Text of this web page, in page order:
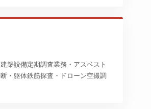
築設備定期調査業務・アスベスト
・躯体鉄筋探査・ドローン空撮調